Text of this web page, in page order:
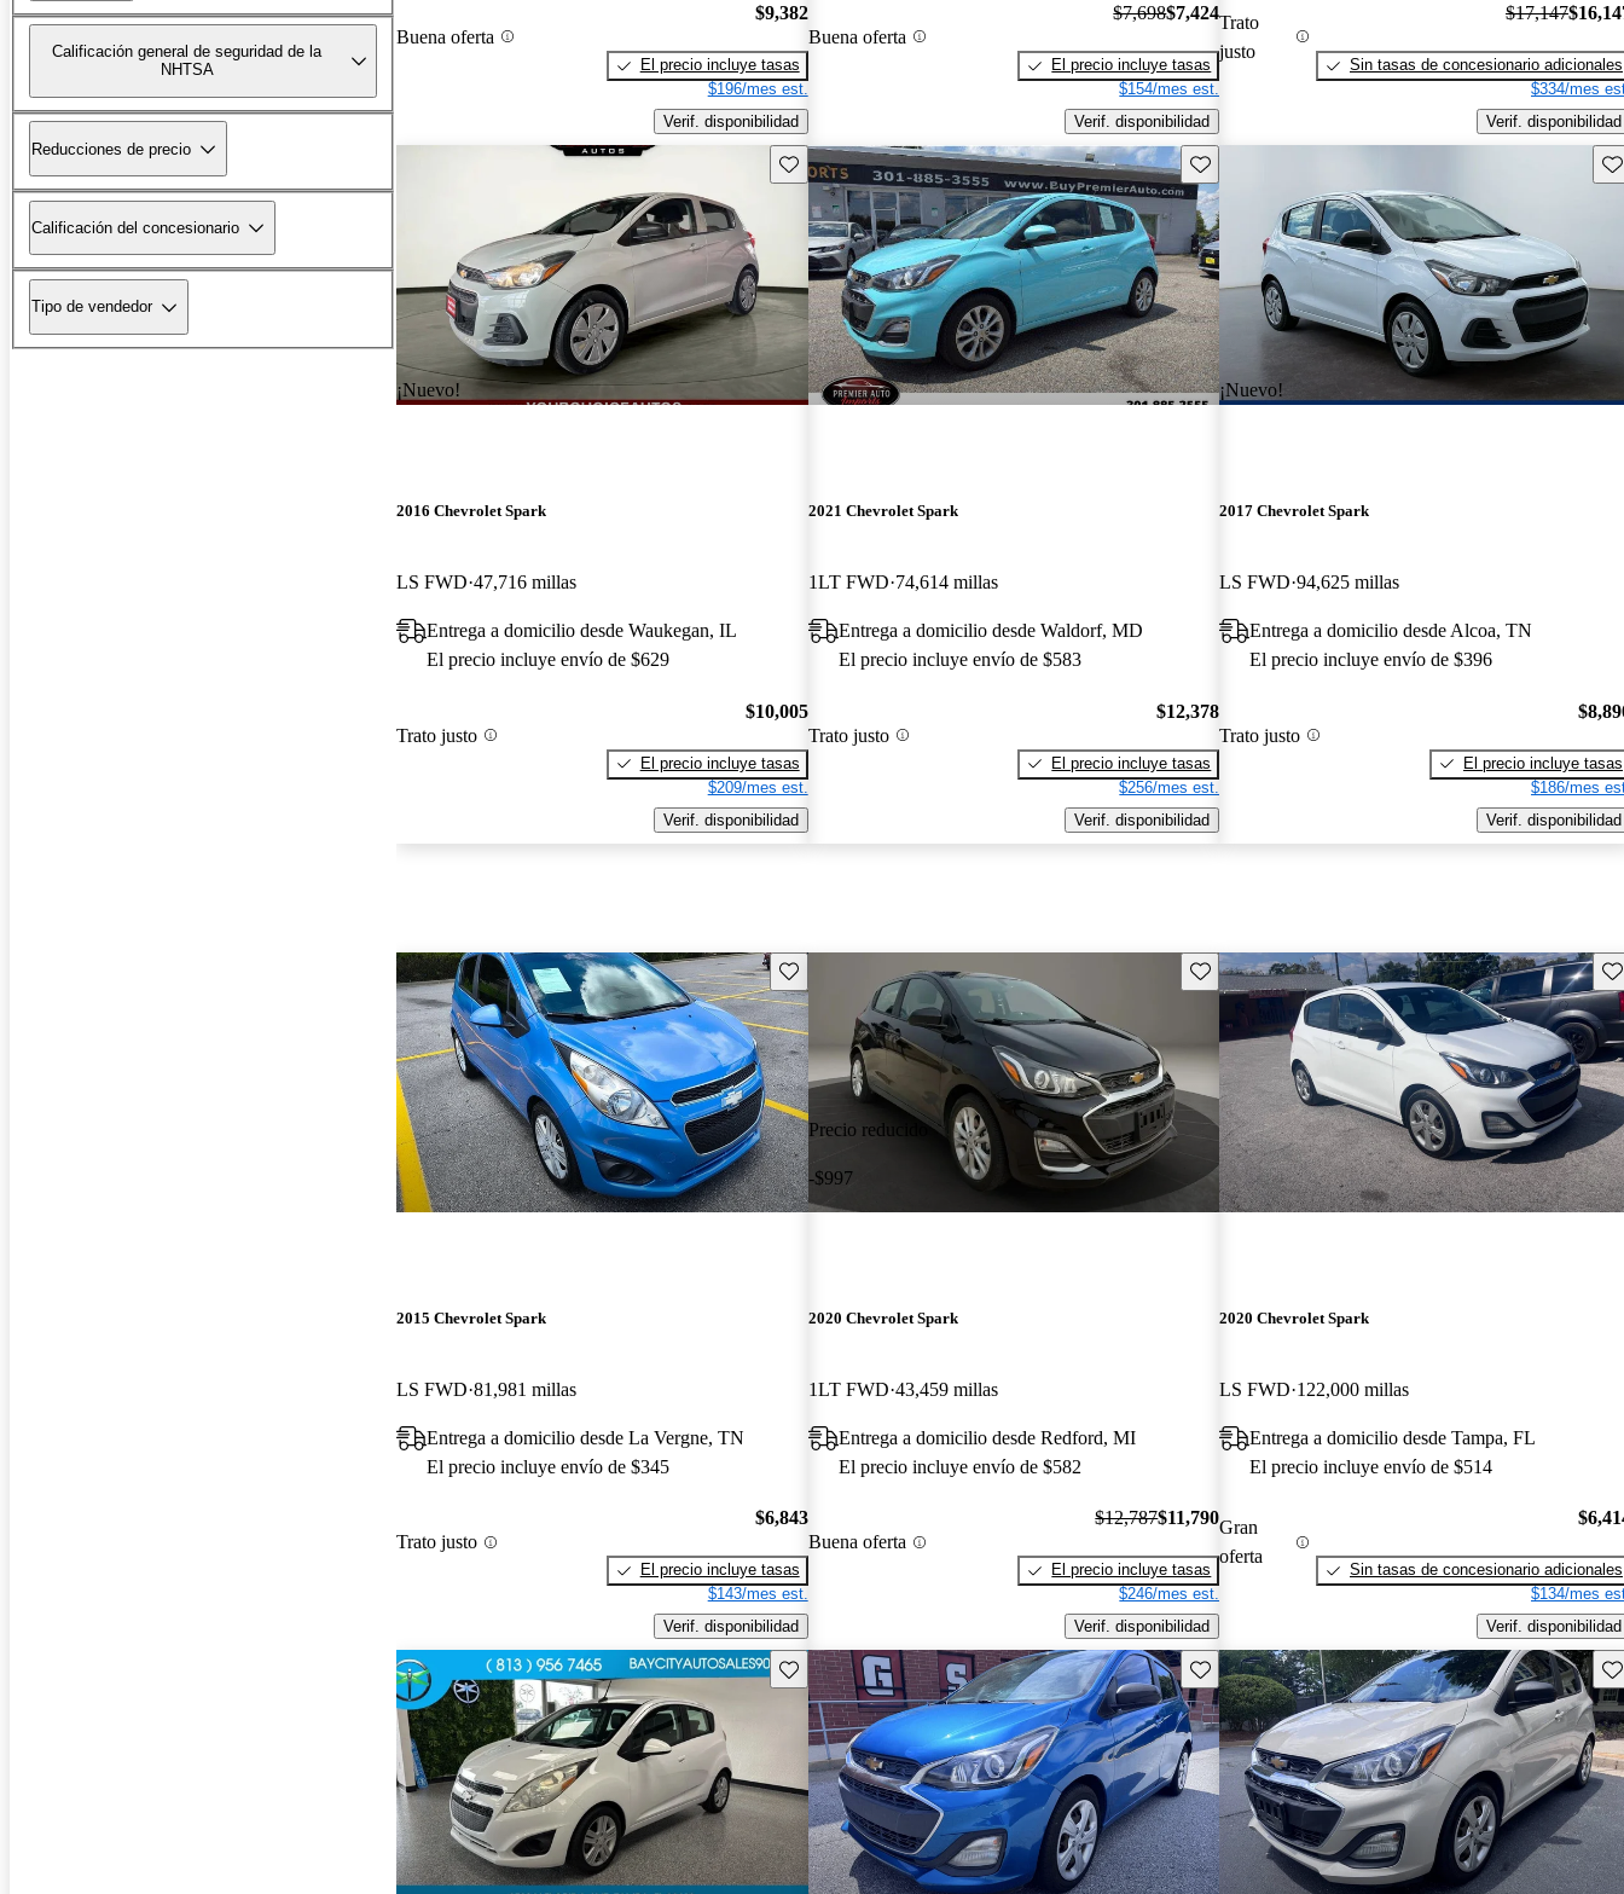
Calificación general de seguridad de la
NHTSA
Reducciones de precio
Calificación del concesionario
Tipo de vendedor
Buena oferta
$9,382
El precio incluye tasas
$196/mes est.
Verif. disponibilidad
Buena oferta
$7,698$7,424
El precio incluye tasas
$154/mes est.
Verif. disponibilidad
Trato
justo
$17,147
Sin tasas de concesionario adicionales
$334/mes
Verif. disponibilidad
¡Nuevo!
Guarda este Aviso
2016 Chevrolet Spark
LS FWD 47,716 millas
Entrega a domicilio desde Waukegan, IL
El precio incluye envío de $629
Trato justo
$10,005
El precio incluye tasas
$209/mes est.
Verif. disponibilidad
Guarda este Aviso
2021 Chevrolet Spark
1LT FWD 74,614 millas
Entrega a domicilio desde Waldorf, MD
El precio incluye envío de $583
Trato justo
$12,378
El precio incluye tasas
$256/mes est.
Verif. disponibilidad
¡Nuevo!
2017 Chevrolet Spark
LS FWD 94,625 millas
Entrega a domicilio desde Alcoa, TN
El precio incluye envío de $396
Trato justo
El precio incluye tasas
$186/mes
Verif. disponibilidad
Guarda este Aviso
2015 Chevrolet Spark
LS FWD 81,981 millas
Entrega a domicilio desde La Vergne, TN
El precio incluye envío de $345
Trato justo
$6,843
El precio incluye tasas
$143/mes est.
Verif. disponibilidad
Precio reducido
-$997
Guarda este Aviso
2020 Chevrolet Spark
1LT FWD 43,459 millas
Entrega a domicilio desde Redford, MI
El precio incluye envío de $582
Buena oferta
$12,787$11,790
El precio incluye tasas
$246/mes est.
Verif. disponibilidad
2020 Chevrolet Spark
LS FWD 122,000 millas
Entrega a domicilio desde Tampa, FL
El precio incluye envío de $514
Gran
oferta
Sin tasas de concesionario adicionales
$134/mes
Verif. disponibilidad
Guarda este Aviso Guarda este Aviso